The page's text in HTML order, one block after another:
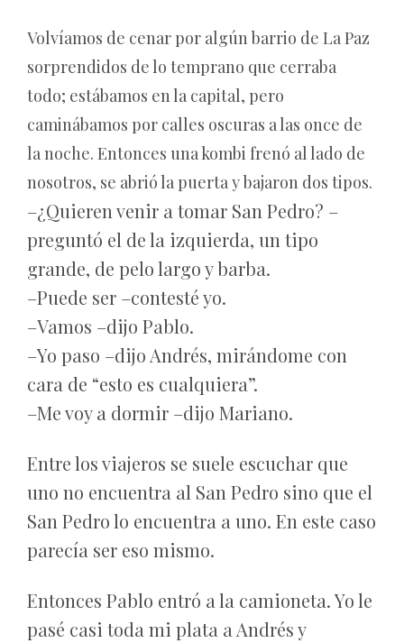
Volvíamos de cenar por algún barrio de La Paz
sorprendidos de lo temprano que cerraba
todo; estábamos en la capital, pero
caminábamos por calles oscuras a las once de
la noche. Entonces una kombi frenó al lado de
nosotros, se abrió la puerta y bajaron dos tipos.
–¿Quieren venir a tomar San Pedro? –
preguntó el de la izquierda, un tipo
grande, de pelo largo y barba.
–Puede ser –contesté yo.
–Vamos –dijo Pablo.
–Yo paso –dijo Andrés, mirándome con
cara de “esto es cualquiera”.
–Me voy a dormir –dijo Mariano.
Entre los viajeros se suele escuchar que
uno no encuentra al San Pedro sino que el
San Pedro lo encuentra a uno. En este caso
parecía ser eso mismo.
Entonces Pablo entró a la camioneta. Yo le
pasé casi toda mi plata a Andrés y